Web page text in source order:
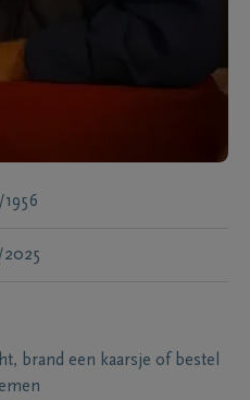
2025
brand een kaarsje of bestel